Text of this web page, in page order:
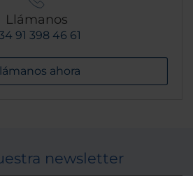
Llámanos
91 398 46 61
ahora
newsletter